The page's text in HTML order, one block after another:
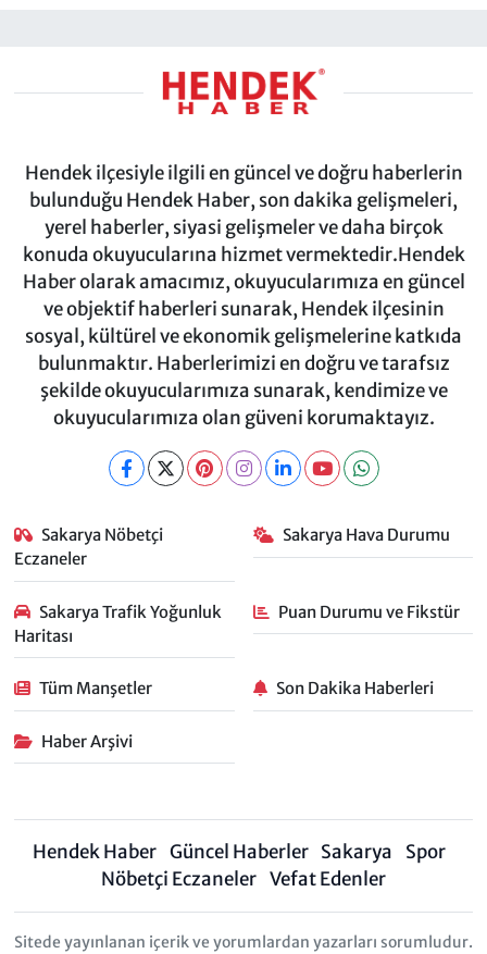
Hendek ilçesiyle ilgili en güncel ve doğru haberlerin
bulunduğu Hendek Haber, son dakika gelişmeleri,
yerel haberler, siyasi gelişmeler ve daha birçok
konuda okuyucularına hizmet vermektedir.Hendek
Haber olarak amacımız, okuyucularımıza en güncel
ve objektif haberleri sunarak, Hendek ilçesinin
sosyal, kültürel ve ekonomik gelişmelerine katkıda
bulunmaktır. Haberlerimizi en doğru ve tarafsız
şekilde okuyucularımıza sunarak, kendimize ve
okuyucularımıza olan güveni korumaktayız.
Sakarya Nöbetçi
Eczaneler
Sakarya Hava Durumu
Sakarya Trafik Yoğunluk
Haritası
Puan Durumu ve Fikstür
Tüm Manşetler Son Dakika Haberleri
Haber Arşivi
Hendek Haber Güncel Haberler Sakarya
Spor
Nöbetçi Eczaneler Vefat Edenler
Sitede yayınlanan içerik ve yorumlardan yazarları sorumludur.